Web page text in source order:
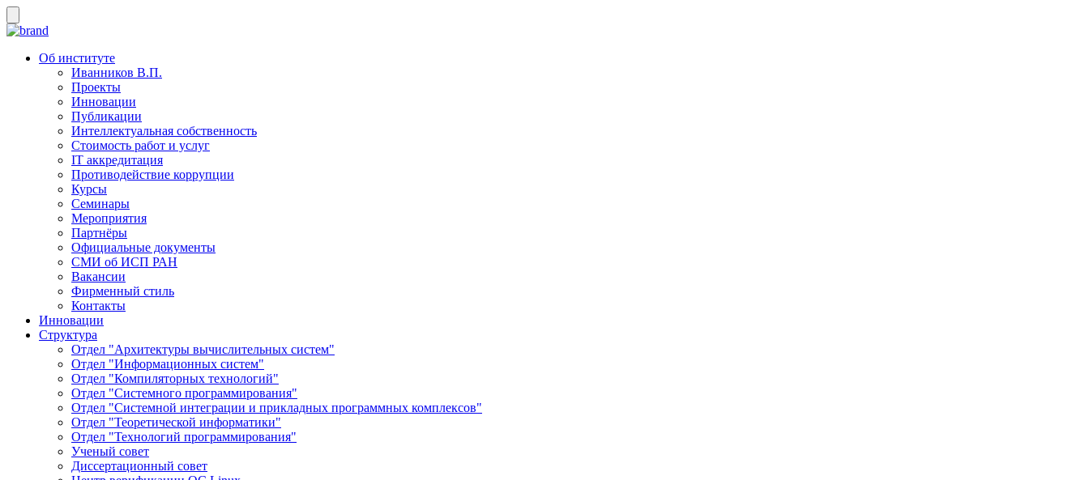
Об институте
Иванников В.П.
Проекты
Инновации
Публикации
Интеллектуальная собственность
Стоимость работ и услуг
IT аккредитация
Противодействие коррупции
Курсы
Семинары
Мероприятия
Партнёры
Официальные документы
СМИ об ИСП РАН
Вакансии
Фирменный стиль
Контакты
Инновации
Структура
Отдел "Архитектуры вычислительных систем"
Отдел "Информационных систем"
Отдел "Компиляторных технологий"
Отдел "Системного программирования"
Отдел "Системной интеграции и прикладных программных комплексов"
Отдел "Теоретической информатики"
Отдел "Технологий программирования"
Ученый совет
Диссертационный совет